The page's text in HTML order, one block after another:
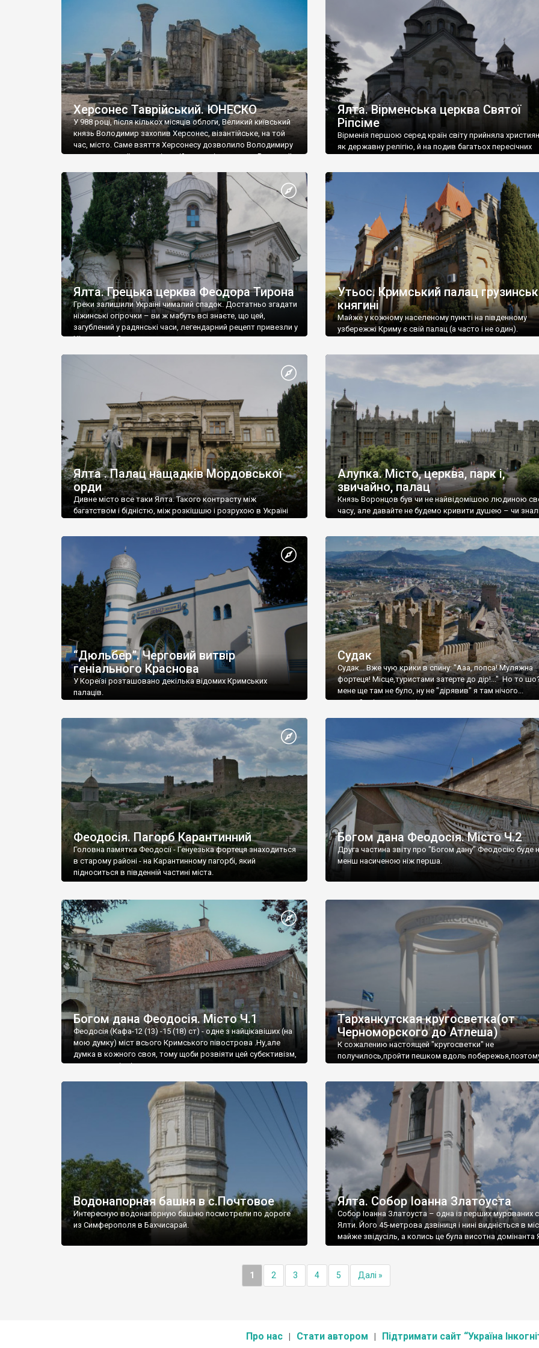
візантійської доби. Раритети викрадені з фондів об’єкту
культурної спадщини ЮНЕСКО «Херсонеса Таврійського».
Офіційно – на виставку «Золото Візантії», але експерти та
влада в Україні вважають це лише […]
називаються «повстяками» (postaki)…” “Вино. Крим
виробляє відмінне вино і його вдосталь: воно все
легке біле і дуже […]
Херсонес Таврійський. ЮНЕСКО
У 988 році, після кількох місяців облоги, Великий київський
князь Володимир захопив Херсонес, візантійське, на той
час, місто. Саме взяття Херсонесу дозволило Володимиру
диктувати свої умови візантійському імператору Василю ІІ,
Херсонесі Володимир-язичник, став Василем-
християнином. А потім було Хрещення Русі. На честь
Херсонесу Таврійського названо місто […]
Ялта. Вірменська церква Святої
Ріпсіме
Вірменія першою серед країн світу прийняла
як державну релігію, й на подив багатьох пересічних
Ялта. Грецька церква Феодора Тирона
Греки залишили Україні чималий спадок. Достатньо згадати
ніжинські огірочки – ви ж мабуть всі знаєте, що цей,
загублений у радянські часи, легендарний рецепт привезли у
Ніжин греки?
Утьос. Кримський палац
княгині
Майже у кожному населеному пункті на південному
узбережжі Криму є свій палац (а часто і не один).
Ялта . Палац нащадків Мордовської
орди
Дивне місто все таки Ялта. Такого контрасту між
багатством і бідністю, між розкішшю і розрухою в Україні
Алупка. Місто, церква, парк і,
звичайно, палац
Князь Воронцов був чи не найвідомішою людиною
часу, але давайте не будемо кривити душею – чи
“Дюльбер”. Черговий витвір
геніального Краснова
У Кореїзі розташовано декілька відомих Кримських
палаців.
Судак
Судак... Вже чую крики в спину: "Ааа, попса! Муляжна
фортеця! Місце,туристами затерте до дір!..." Но то
мене ще там не було, ну не "дірявив" я там нічого...
принаймні до цього літа.
Феодосія. Пагорб Карантинний
Головна памятка Феодосії - Генуезька фортеця знаходиться
в старому районі - на Карантинному пагорбі, який
підноситься в південній частині міста.
Богом дана Феодосія. Місто Ч.2
Друга частина звіту про "Богом дану" Феодосію буде
менш насиченою ніж перша.
Богом дана Феодосія. Місто Ч.1
Феодосія (Кафа-12 (13) -15 (18) ст) - одне з найцікавіших (на
мою думку) міст всього Кримського півострова .Ну,але
думка в кожного своя, тому щоби розвіяти цей субєктивізм,
запрошую відвідати це
Тарханкутская кругосветка(от
Черноморского до Атлеша)
К сожалению настоящей "кругосветки" не
получилось,пройти пешком вдоль
Водонапорная башня в с.Почтовое
Интересную водонапорную башню посмотрели по дороге
из Симферополя в Бахчисарай.
Ялта. Собор Іоанна Златоуста
Собор Іоанна Златоуста – одна із перших мурованих
Ялти. Його 45-метрова дзвіниця і нині видніється в
майже звідусіль, а колись це була висотна домінанта
1 2 3 4 5 Далі »
Про нас Стати автором Підтримати сайт “Україна